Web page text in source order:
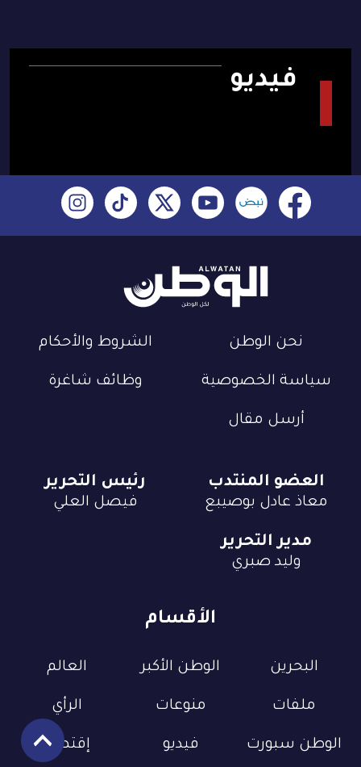
فيديو
نحن الوطن الشروط والأحكام
سياسة الخصوصية وظائف شاغرة
أرسل مقال
الأقسام
البحرين الوطن الأكبر العالم
ملفات منوعات الرأي
الوطن سبورت فيديو إقتصاد
العضو المنتدب
معاذ عادل بوصيبع
رئيس التحرير
فيصل العلي
مدير التحرير
وليد صبري